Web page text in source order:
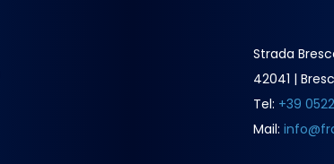
Strada
42041 |
Tel: +39
Mail: